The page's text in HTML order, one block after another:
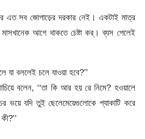
এত সব জোগাড়ের দরকার নেই। একটাই মাত্র
মাসখানেক আগে থাকতে চেষ্টা কর্‌। ব্যস পেলেই
যা বললেই চলে যাওয়া হবে?’’
বলেন, ‘‘তা কি আর হয় রে নিমে? হওয়ালে
ভয়ে যদি তুই ছেলেমেয়েগুলোকে প্যাকাটি করে